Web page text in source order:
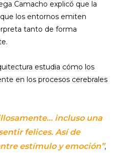
Camacho explicó que la
los entornos emiten
tanto de forma
estudia cómo los
en los procesos cerebrales
incluso una
felices. Así de
estímulo y emoción”,